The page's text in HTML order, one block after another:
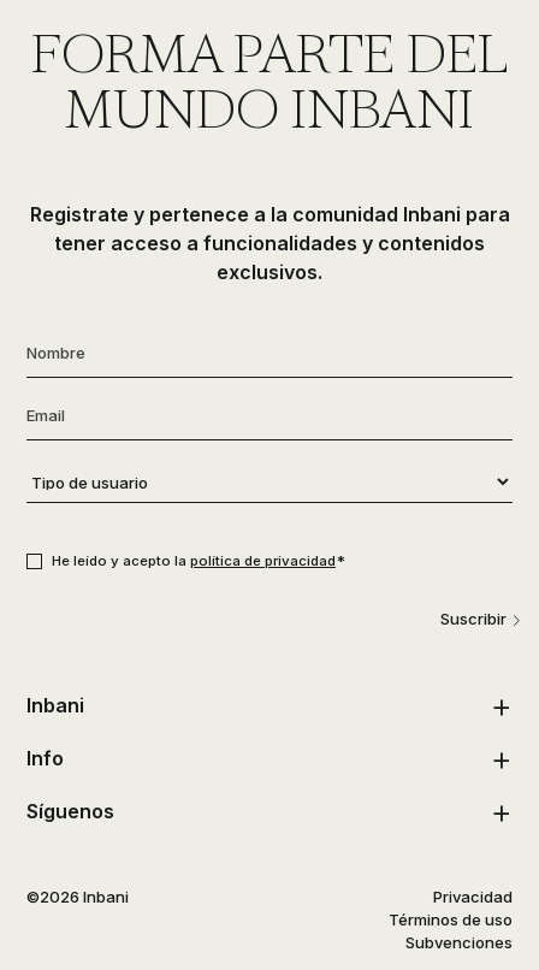
FORMA PARTE DEL
MUNDO INBANI
Registrate y pertenece a la comunidad Inbani para
tener acceso a funcionalidades y contenidos
exclusivos.
Nombre
Email
Tipo
de
He leído y acepto la política de privacidad*
Suscribir
Inbani
Info
Síguenos
©2026 Inbani
Privacidad
Términos de uso
Subvenciones